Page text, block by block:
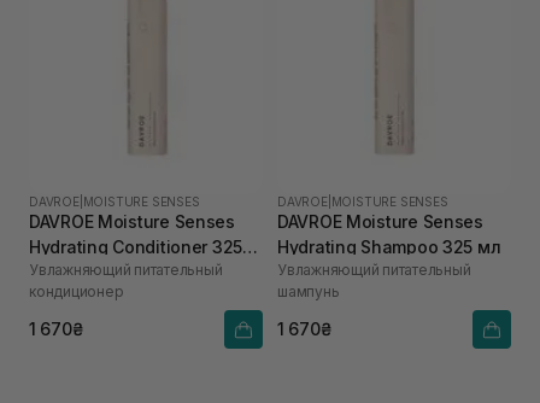
DAVROE MOISTURE SENSES
DAVROE Moisture Senses
Hydrating Conditioner 325
мл
Увлажняющий питательный
кондиционер
1 670₴
DAVROE MOISTURE SENSES
DAVROE Moisture Senses
Hydrating Shampoo 325 мл
Увлажняющий питательный
шампунь
1 670₴